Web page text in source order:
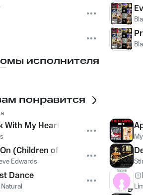
исполнителя
понравится
With My Heart
(Children of the Sky)
Edwards
Dance
Natural